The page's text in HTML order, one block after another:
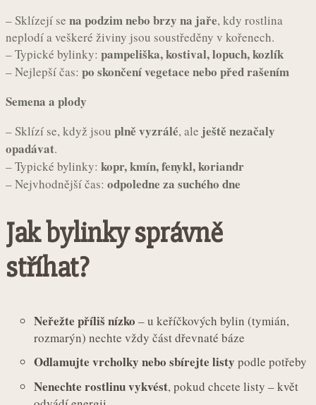
– Sklízejí se na podzim nebo brzy na jaře, kdy rostlina
neplodí a veškeré živiny jsou soustředěny v kořenech.
– Typické bylinky: pampeliška, kostival, lopuch, kozlík
– Nejlepší čas: po skončení vegetace nebo před rašením
Semena a plody
– Sklízí se, když jsou plně vyzrálé, ale ještě nezačaly
opadávat.
– Typické bylinky: kopr, kmín, fenykl, koriandr
– Nejvhodnější čas: odpoledne za suchého dne
Jak bylinky správně
stříhat?
Neřežte příliš nízko – u keříčkových bylin (tymián,
rozmarýn) nechte vždy část dřevnaté báze
Odlamujte vrcholky nebo sbírejte listy podle potřeby
Nenechte rostlinu vykvést, pokud chcete listy – květ